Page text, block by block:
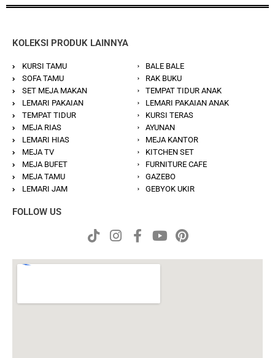
KOLEKSI PRODUK LAINNYA
KURSI TAMU
SOFA TAMU
SET MEJA MAKAN
LEMARI PAKAIAN
TEMPAT TIDUR
MEJA RIAS
LEMARI HIAS
MEJA TV
MEJA BUFET
MEJA TAMU
LEMARI JAM
BALE BALE
RAK BUKU
TEMPAT TIDUR ANAK
LEMARI PAKAIAN ANAK
KURSI TERAS
AYUNAN
MEJA KANTOR
KITCHEN SET
FURNITURE CAFE
GAZEBO
GEBYOK UKIR
FOLLOW US